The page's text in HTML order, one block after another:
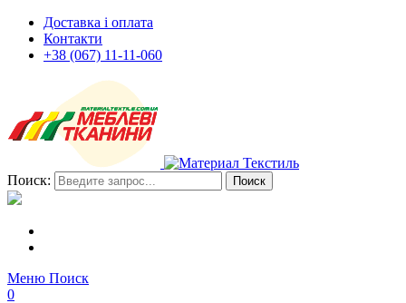
Доставка і оплата
Контакти
+38 (067) 11-11-060
Поиск: Поиск
Меню Поиск
0